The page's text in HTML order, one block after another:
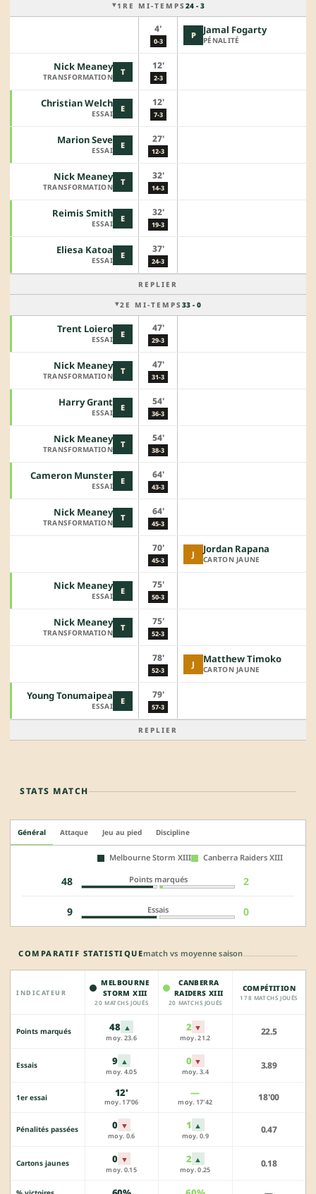
1RE MI-TEMPS 24 - 3
4'
0-3
P Jamal Fogarty
PÉNALITÉ
T
Nick Meaney
TRANSFORMATION
12'
2-3
E
Christian Welch
ESSAI
12'
7-3
E
Marion Seve
ESSAI
27'
12-3
T
Nick Meaney
TRANSFORMATION
32'
14-3
E
Reimis Smith
ESSAI
32'
19-3
E
Eliesa Katoa
ESSAI
37'
24-3
REPLIER
2E MI-TEMPS 33 - 0
E
Trent Loiero
ESSAI
47'
29-3
T
Nick Meaney
TRANSFORMATION
47'
31-3
E
Harry Grant
ESSAI
54'
36-3
T
Nick Meaney
TRANSFORMATION
54'
38-3
E
Cameron Munster
ESSAI
64'
43-3
T
Nick Meaney
TRANSFORMATION
64'
45-3
70'
45-3
J Jordan Rapana
CARTON JAUNE
E
Nick Meaney
ESSAI
75'
50-3
T
Nick Meaney
TRANSFORMATION
75'
52-3
78'
52-3
J Matthew Timoko
CARTON JAUNE
E
Young Tonumaipea
ESSAI
79'
57-3
REPLIER
STATS MATCH
Général Attaque Jeu au pied Discipline
Melbourne Storm XIII Canberra Raiders XIII
48 Points marqués 2
9 Essais 0
COMPARATIF STATISTIQUEmatch vs moyenne saison
INDICATEUR
MELBOURNE
STORM XIII
20 MATCHS JOUÉS
CANBERRA
RAIDERS XIII
20 MATCHS JOUÉS
COMPÉTITION
178 MATCHS JOUÉS
Points marqués 48 ▲
moy. 23.6
2 ▼
moy. 21.2
22.5
Essais 9 ▲
moy. 4.05
0 ▼
moy. 3.4
3.89
1er essai 12'
moy. 17'06
—
moy. 17'42 18'00
Pénalités passées 0 ▼
moy. 0.6
1 ▲
moy. 0.9
0.47
Cartons jaunes 0 ▼
moy. 0.15
2 ▲
moy. 0.25
0.18